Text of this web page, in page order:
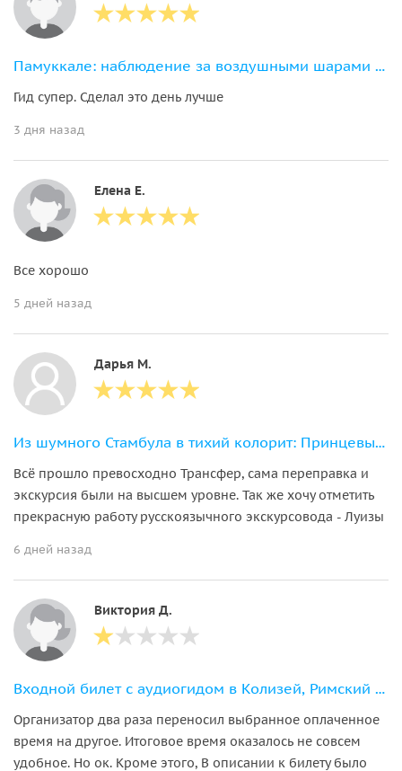
Памуккале: наблюдение за воздушными шарами с обедом
Гид супер. Сделал это день лучше
3 дня назад
Елена Е.
Все хорошо
5 дней назад
Дарья М.
Из шумного Стамбула в тихий колорит: Принцевы острова с маршрутом на выбор
Всё прошло превосходно Трансфер, сама переправка и
экскурсия были на высшем уровне. Так же хочу отметить
прекрасную работу русскоязычного экскурсовода - Луизы
6 дней назад
Виктория Д.
Входной билет с аудиогидом в Колизей, Римский форум и на Палатинский холм
Организатор два раза переносил выбранное оплаченное
время на другое. Итоговое время оказалось не совсем
удобное. Но ок. Кроме этого, В описании к билету было